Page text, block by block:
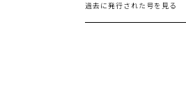
過去に発行された号を見る